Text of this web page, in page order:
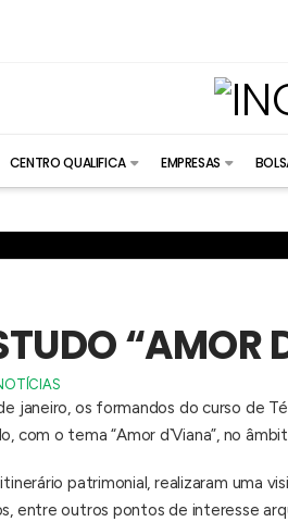
CENTRO QUALIFICA EMPRESAS
“AMOR
janeiro, os formandos do curso de
com o tema “Amor d`Viana”, no
patrimonial, realizaram uma
entre outros pontos de interesse